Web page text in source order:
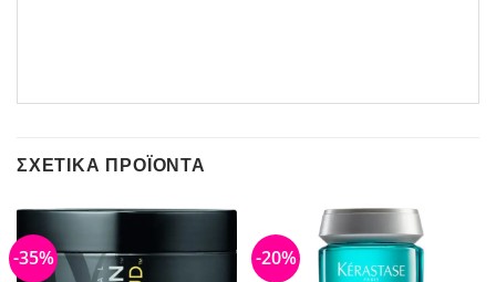
ΣΧΕΤΙΚΆ ΠΡΟΪΌΝΤΑ
-35% -20%